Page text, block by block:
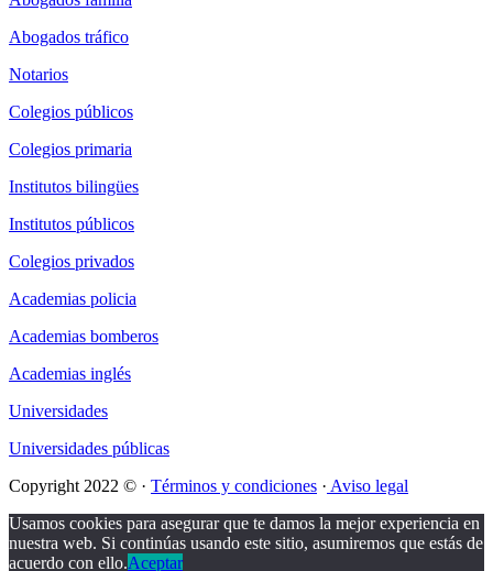
Abogados tráfico
Notarios
Colegios públicos
Colegios primaria
Institutos bilingües
Institutos públicos
Colegios privados
Academias policia
Academias bomberos
Academias inglés
Universidades
Universidades públicas
Copyright 2022 © · Términos y condiciones · Aviso legal
Usamos cookies para asegurar que te damos la mejor experiencia en
nuestra web. Si continúas usando este sitio, asumiremos que estás de
acuerdo con ello.Aceptar